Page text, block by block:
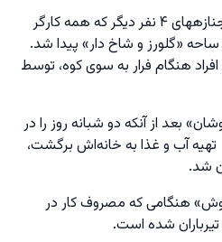
یک هفته بعد از جنگ بلخاب جنازههای ۴ نفر دیگر که همه کارگر
ساحه «گلورز و شاخ دار» پیدا شد.
هنگام فرار به سوی کوه، توسط
بعد از آنکه دو شبانه روز را در
تهیه آب و غذا به خانه‌اش برگشت،
شد.
هنگامی که مصروف کار در
شده است.